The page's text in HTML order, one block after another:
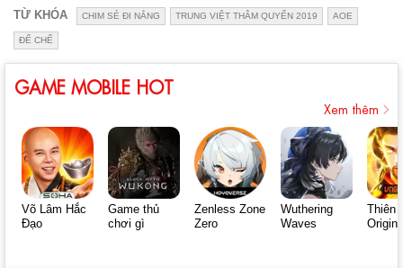
TỪ KHÓA CHIM SẺ ĐI NẮNG TRUNG VIỆT THÂM QUYẾN 2019 AOE
ĐẾ CHẾ
GAME MOBILE HOT
Xem thêm
Võ Lâm Hắc
Đạo
Game thủ
chơi gì
Zenless Zone
Zero
Wuthering
Waves
Thiên
Origin